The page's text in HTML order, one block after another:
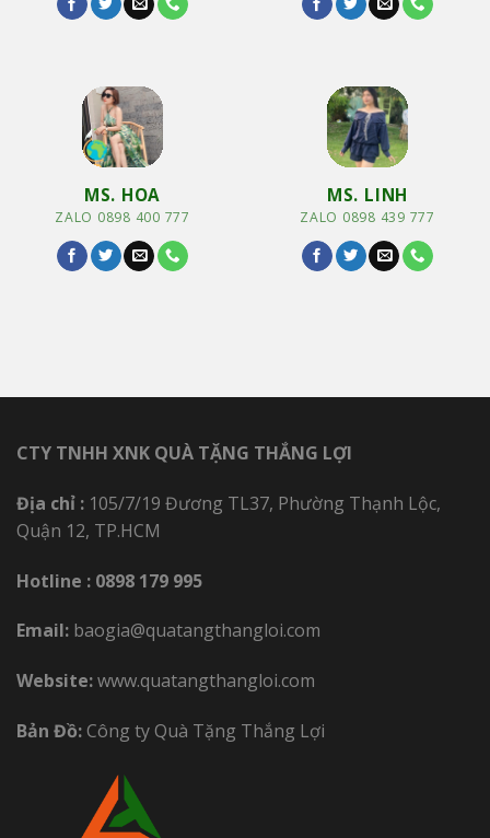
MS. HOA
ZALO 0898 400 777
MS. LINH
ZALO 0898 439 777
CTY TNHH XNK QUÀ TẶNG THẮNG LỢI
Địa chỉ : 105/7/19 Đương TL37, Phường Thạnh Lộc,
Quận 12, TP.HCM
Hotline : 0898 179 995
Email: baogia@quatangthangloi.com
Website:www.quatangthangloi.com
Bản Đồ:Công ty Quà Tặng Thắng Lợi